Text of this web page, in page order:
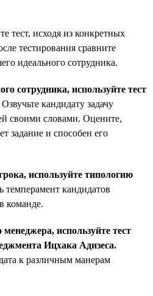
тест, исходя из конкретных
тестирования сравните
идеального сотрудника.
сотрудника, используйте тест
Озвучьте кандидату задачу
своими словами. Оцените,
задание и способен его
используйте типологию
темперамент кандидатов
команде.
используйте тест
Ицхака Адизеса.
к различным манерам